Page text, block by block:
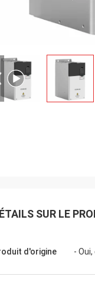
homme-machine
la communication
sommes
SUR LE
d'origine - Oui,